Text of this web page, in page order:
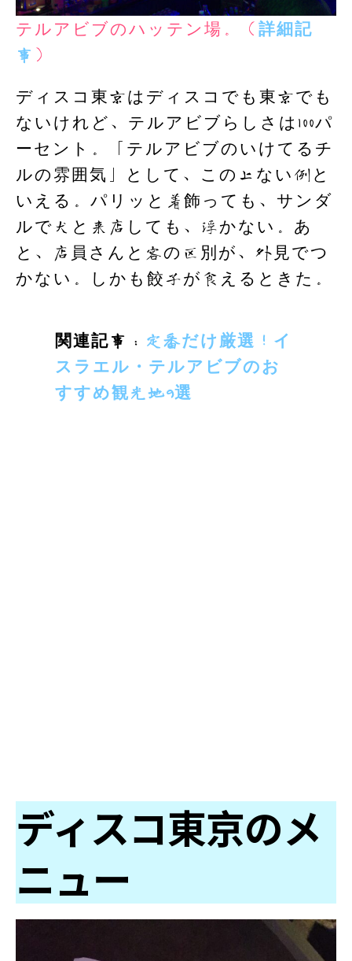
テルアビブのハッテン場。（ 詳細記
事 ）
ディスコ東京はディスコでも東京でも
ないけれど、テルアビブらしさは100パ
ーセント。「テルアビブのいけてるチ
ルの雰囲気」として、この上ない例と
いえる。パリッと着飾っても、サンダ
ルで犬と来店しても、浮かない。あ
と、店員さんと客の区別が、外見でつ
かない。しかも餃子が食えるときた。
関連記事： 定番だけ厳選！イ
スラエル・テルアビブのお
すすめ観光地9選
ディスコ東京のメ
ニュー